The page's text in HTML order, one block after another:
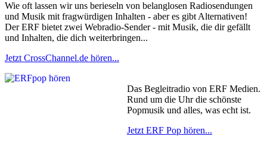
Wie oft lassen wir uns berieseln von belanglosen Radiosendungen
und Musik mit fragwürdigen Inhalten - aber es gibt Alternativen!
Der ERF bietet zwei Webradio-Sender - mit Musik, die dir gefällt
und Inhalten, die dich weiterbringen...
Jetzt CrossChannel.de hören...
Das Begleitradio von ERF Medien.
Rund um die Uhr die schönste
Popmusik und alles, was echt ist.
Jetzt ERF Pop hören...